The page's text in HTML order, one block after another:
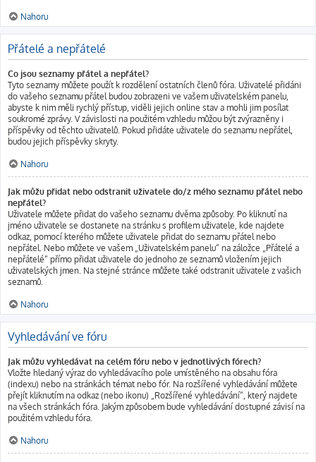
Nahoru
Přátelé a nepřátelé
Co jsou seznamy přátel a nepřátel?
Tyto seznamy můžete použít k rozdělení ostatních členů fóra. Uživatelé přidáni
do vašeho seznamu přátel budou zobrazeni ve vašem uživatelském panelu,
abyste k nim měli rychlý přístup, viděli jejich online stav a mohli jim posílat
soukromé zprávy. V závislosti na použitém vzhledu můžou být zvýrazněny i
příspěvky od těchto uživatelů. Pokud přidáte uživatele do seznamu nepřátel,
budou jejich příspěvky skryty.
Nahoru
Jak můžu přidat nebo odstranit uživatele do/z mého seznamu přátel nebo
nepřátel?
Uživatele můžete přidat do vašeho seznamu dvěma způsoby. Po kliknutí na
jméno uživatele se dostanete na stránku s profilem uživatele, kde najdete
odkaz, pomocí kterého můžete uživatele přidat do seznamu přátel nebo
nepřátel. Nebo můžete ve vašem „Uživatelském panelu“ na záložce „Přátelé a
nepřátelé“ přímo přidat uživatele do jednoho ze seznamů vložením jejich
uživatelských jmen. Na stejné stránce můžete také odstranit uživatele z vašich
seznamů.
Nahoru
Vyhledávání ve fóru
Jak můžu vyhledávat na celém fóru nebo v jednotlivých fórech?
Vložte hledaný výraz do vyhledávacího pole umístěného na obsahu fóra
(indexu) nebo na stránkách témat nebo fór. Na rozšířené vyhledávání můžete
přejít kliknutím na odkaz (nebo ikonu) „Rozšířené vyhledávání“, který najdete
na všech stránkách fóra. Jakým způsobem bude vyhledávání dostupné závisí na
použitém vzhledu fóra.
Nahoru